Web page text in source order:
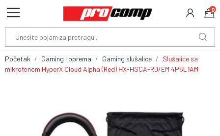
0
Početak Gaming i oprema Gaming slušalice
Slušalice sa
mikrofonom HyperX Cloud Alpha (Red) HX-HSCA-RD/EM 4P5L1AM